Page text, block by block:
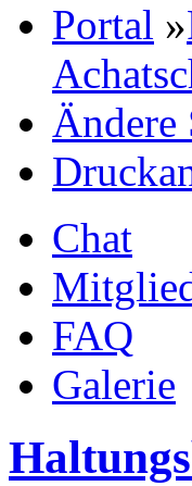
Portal »
Ändere
Chat
FAQ
Galerie